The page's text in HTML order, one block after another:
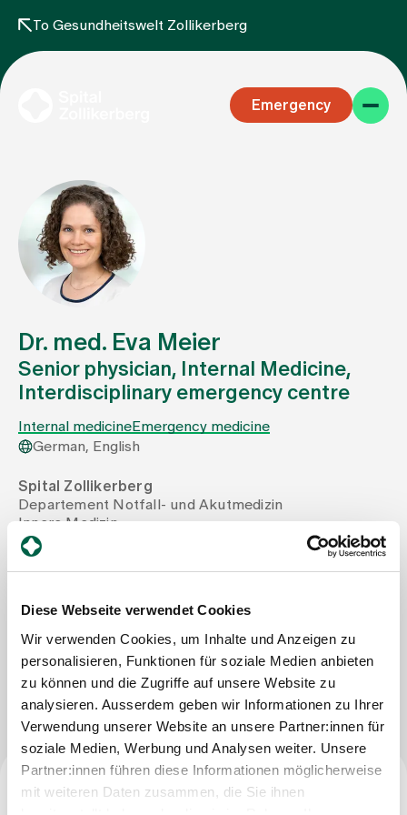
Diese Webseite verwendet Cookies
Wir verwenden Cookies, um Inhalte und Anzeigen zu
personalisieren, Funktionen für soziale Medien anbieten
zu können und die Zugriffe auf unsere Website zu
analysieren. Ausserdem geben wir Informationen zu Ihrer
Verwendung unserer Website an unsere Partner:innen für
soziale Medien, Werbung und Analysen weiter. Unsere
Partner:innen führen diese Informationen möglicherweise
mit weiteren Daten zusammen, die Sie ihnen
To Gesundheitswelt Zollikerberg
Emergency
Specialist areas
Stay
Team
Assigning
Events
About us
Latest news
Jobs & Career
Contact us
Blog
Dr. med. Eva Meier
Senior physician, Internal Medicine,
Interdisciplinary emergency centre
Internal medicineEmergency medicine
German, English
Spital Zollikerberg
Departement Notfall- und Akutmedizin
Innere Medizin
Trichtenhauserstrasse 20
8125 Zollikerberg
Write Message